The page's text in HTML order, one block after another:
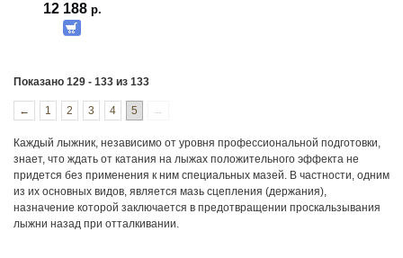
12 188 р.
Показано 129 - 133 из 133
← 1 2 3 4 5 →
Каждый лыжник, независимо от уровня профессиональной подготовки,
знает, что ждать от катания на лыжах положительного эффекта не
придется без применения к ним специальных мазей. В частности, одним
из их основных видов, является мазь сцепления (держания),
назначение которой заключается в предотвращении проскальзывания
лыжни назад при отталкивании.